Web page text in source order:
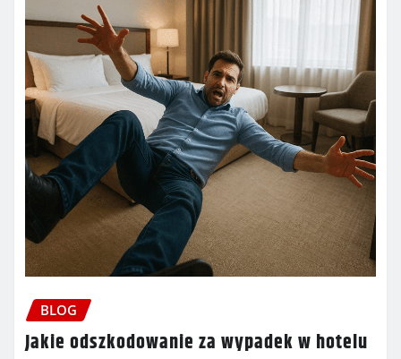
BLOG
Jakie odszkodowanie za wypadek w hotelu